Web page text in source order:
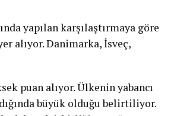
yapılan karşılaştırmaya göre
alıyor. Danimarka, İsveç,
puan alıyor. Ülkenin yabancı
büyük olduğu belirtiliyor.